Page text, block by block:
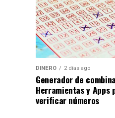
DINERO 2 días ago
Generador de
Herramientas y Apps
verificar números